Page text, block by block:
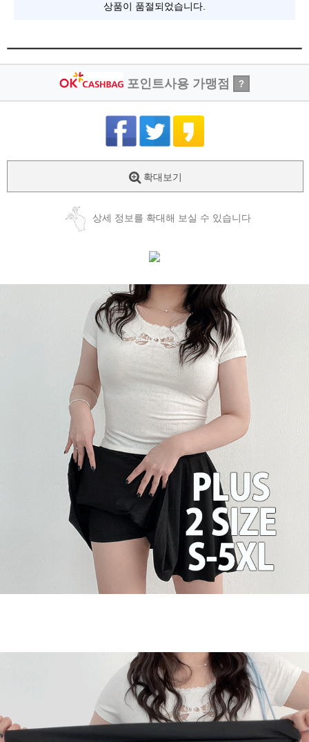
상품이 품절되었습니다.
포인트사용 가맹점 ?
확대보기
상세 정보를 확대해 보실 수 있습니다